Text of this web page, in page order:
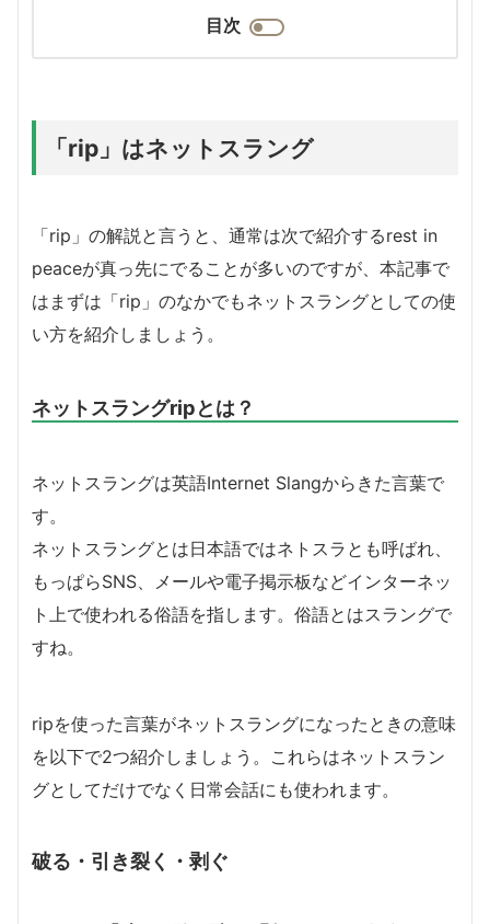
目次
「rip」はネットスラング
「rip」の解説と言うと、通常は次で紹介するrest in
peaceが真っ先にでることが多いのですが、本記事で
はまずは「rip」のなかでもネットスラングとしての使
い方を紹介しましょう。
ネットスラングripとは？
ネットスラングは英語Internet Slangからきた言葉で
す。
ネットスラングとは日本語ではネトスラとも呼ばれ、
もっぱらSNS、メールや電子掲示板などインターネッ
ト上で使われる俗語を指します。俗語とはスラングで
すね。
ripを使った言葉がネットスラングになったときの意味
を以下で2つ紹介しましょう。これらはネットスラン
グとしてだけでなく日常会話にも使われます。
破る・引き裂く・剥ぐ